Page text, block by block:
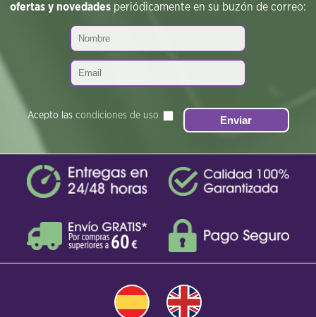
ofertas y novedades periódicamente en su buzón de correo:
Acepto las condiciones de uso